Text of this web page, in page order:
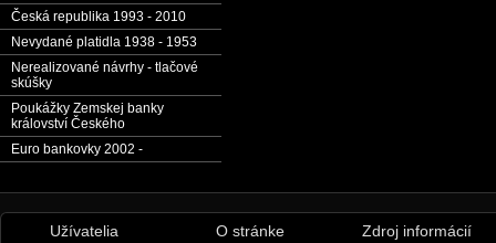
Česká republika 1993 - 2010
Nevydané platidla 1938 - 1953
Nerealizované návrhy - tlačové
skúšky
Poukážky Zemskej banky
království Českého
Euro bankovky 2002 -
Užívatelia O stránke Zdroj informácií